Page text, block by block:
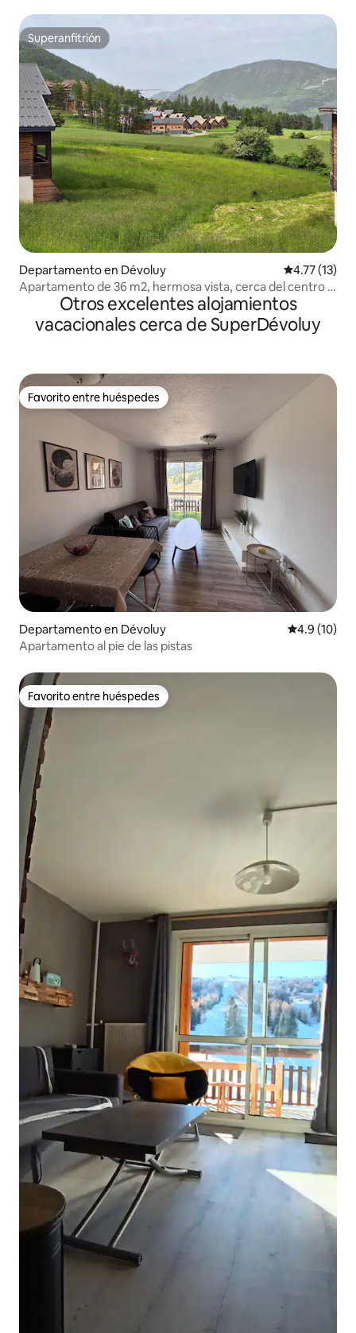
Superanfitrión
Superanfitrión
Departamento en Dévoluy Calificación
4.77 (13)
Apartamento de 36 m2, hermosa vista, cerca del centro y
Otros excelentes alojamientos
vacacionales cerca de SuperDévoluy
Favorito entre huéspedes
Favorito entre huéspedes
Departamento en Dévoluy Calificación
4.9 (10)
Apartamento al pie de las pistas
Favorito entre huéspedes
Favorito entre huéspedes